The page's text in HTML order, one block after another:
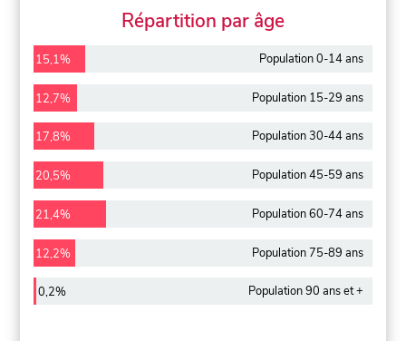
Répartition par âge
15,1% Population 0-14 ans
12,7% Population 15-29 ans
17,8% Population 30-44 ans
20,5% Population 45-59 ans
21,4% Population 60-74 ans
12,2% Population 75-89 ans
0,2% Population 90 ans et +